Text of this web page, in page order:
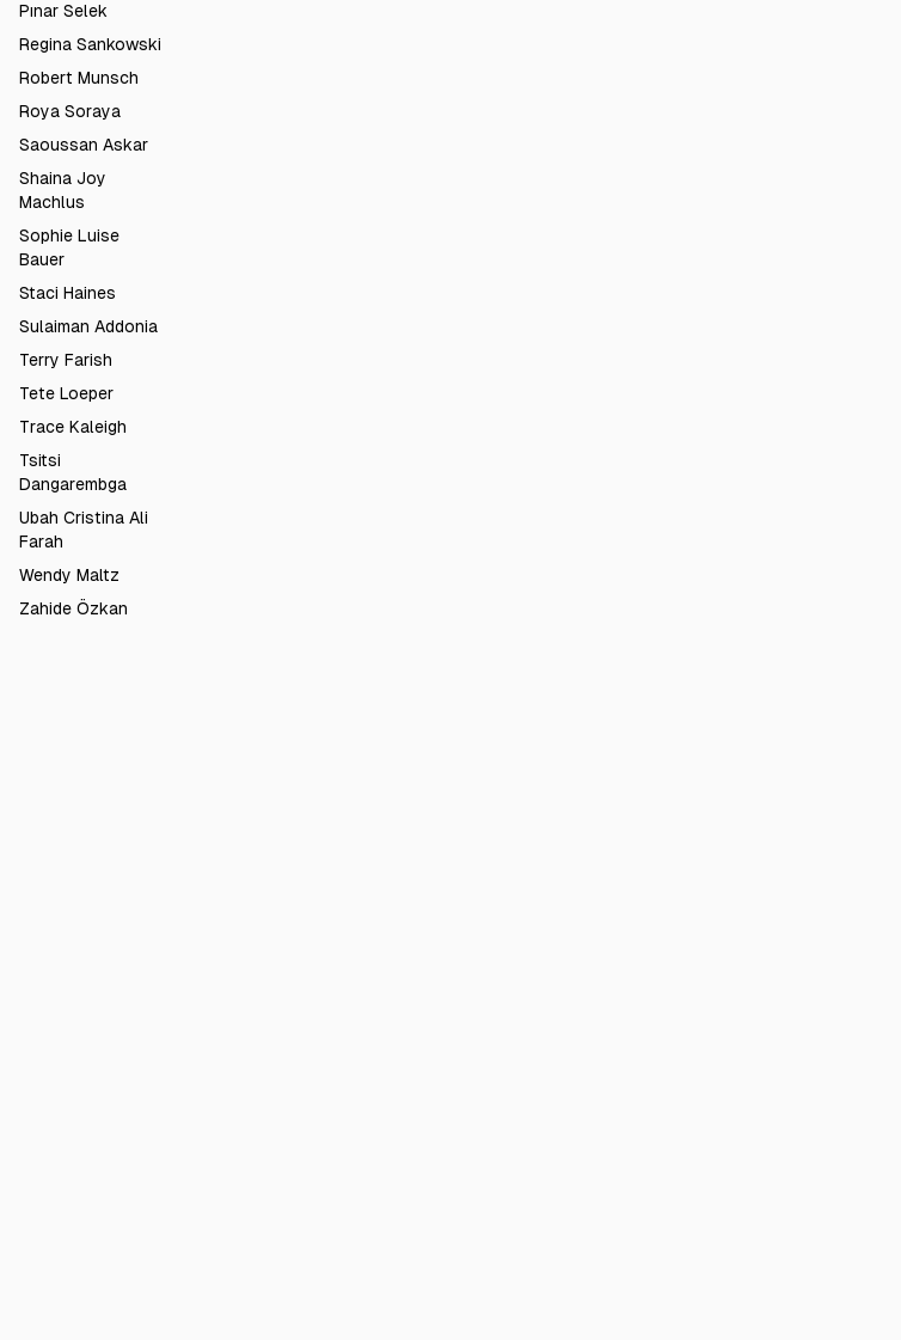
Pınar Selek
Regina Sankowski
Robert Munsch
Roya Soraya
Saoussan Askar
Shaina Joy
Machlus
Sophie Luise
Bauer
Staci Haines
Sulaiman Addonia
Terry Farish
Tete Loeper
Trace Kaleigh
Tsitsi
Dangarembga
Ubah Cristina Ali
Farah
Wendy Maltz
Zahide Özkan